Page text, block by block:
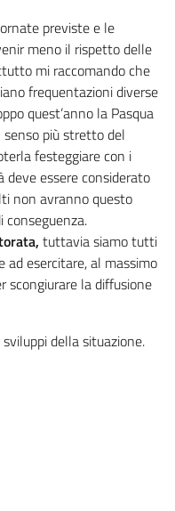
previste e le
meno il rispetto delle
mi raccomando che
frequentazioni diverse
quest’anno la Pasqua
più stretto del
festeggiare con i
deve essere considerato
non avranno questo
tuttavia siamo tutti
ad esercitare, al massimo
scongiurare la diffusione
della situazione.